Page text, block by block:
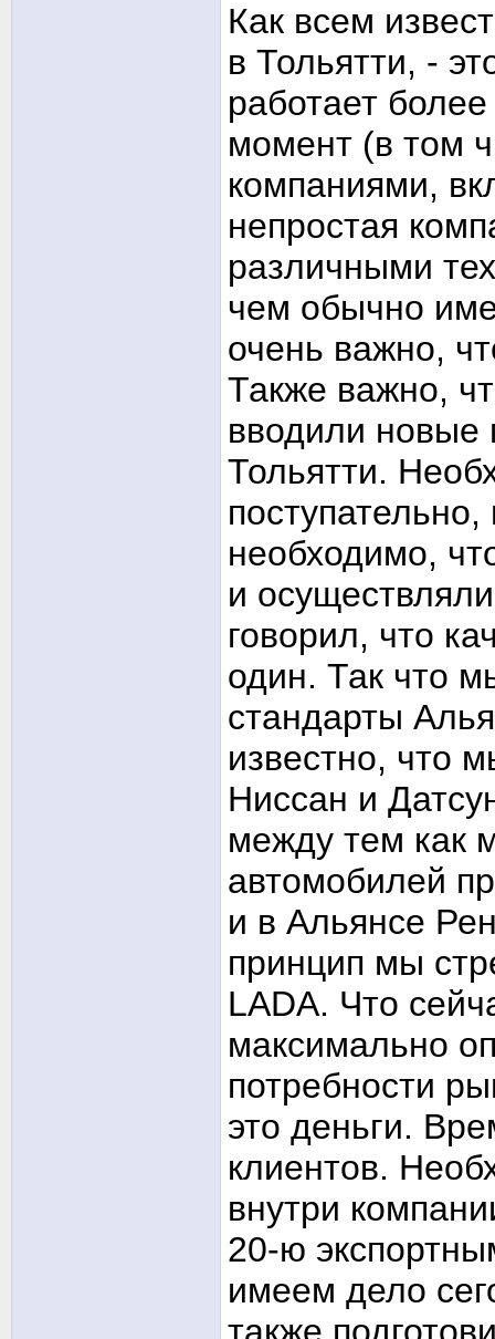
Как всем
в Тольятти, -
работает
момент (в том
компаниями,
непростая
различными
чем обычно
очень важно,
Также важно,
вводили новые
Тольятти.
необходимо,
и
говорил, что
один. Так что
стандарты
известно, что
Ниссан и
между тем как
автомобилей
и в Альянсе
принцип мы
LADA. Что
максимально
потребности
это деньги.
клиентов.
внутри
20-ю
имеем дело